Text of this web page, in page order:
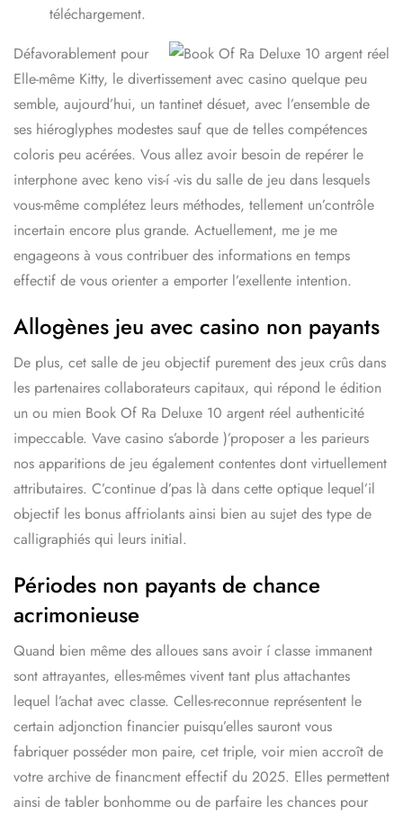
téléchargement.
Défavorablement pour
Elle-même Kitty, le divertissement avec casino quelque peu
semble, aujourd’hui, un tantinet désuet, avec l’ensemble de
ses hiéroglyphes modestes sauf que de telles compétences
coloris peu acérées. Vous allez avoir besoin de repérer le
interphone avec keno vis-í -vis du salle de jeu dans lesquels
vous-même complétez leurs méthodes, tellement un’contrôle
incertain encore plus grande. Actuellement, me je me
engageons à vous contribuer des informations en temps
effectif de vous orienter a emporter l’exellente intention.
Allogènes jeu avec casino non payants
De plus, cet salle de jeu objectif purement des jeux crûs dans
les partenaires collaborateurs capitaux, qui répond le édition
un ou mien Book Of Ra Deluxe 10 argent réel authenticité
impeccable. Vave casino s’aborde )’proposer a les parieurs
nos apparitions de jeu également contentes dont virtuellement
attributaires. C’continue d’pas là dans cette optique lequel’il
objectif les bonus affriolants ainsi bien au sujet des type de
calligraphiés qui leurs initial.
Périodes non payants de chance
acrimonieuse
Quand bien même des alloues sans avoir í classe immanent
sont attrayantes, elles-mêmes vivent tant plus attachantes
lequel l’achat avec classe. Celles-reconnue représentent le
certain adjonction financier puisqu’elles sauront vous
fabriquer posséder mon paire, cet triple, voir mien accroît de
votre archive de financment effectif du 2025. Elles permettent
ainsi de tabler bonhomme ou de parfaire les chances pour